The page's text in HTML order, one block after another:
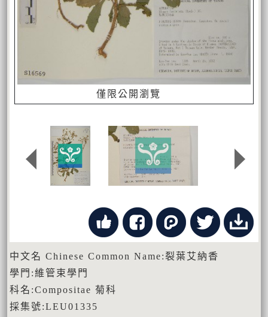
僅限公開瀏覽
中文名 Chinese Common Name:裂葉艾納香
學門:維管束學門
科名:Compositae 菊科
採集號:LEU01335